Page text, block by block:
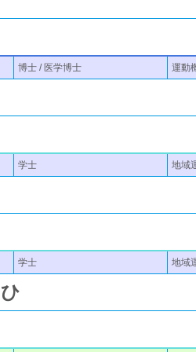
博士 / 医学博士 運動
学士 地域
学士 地域
ひ